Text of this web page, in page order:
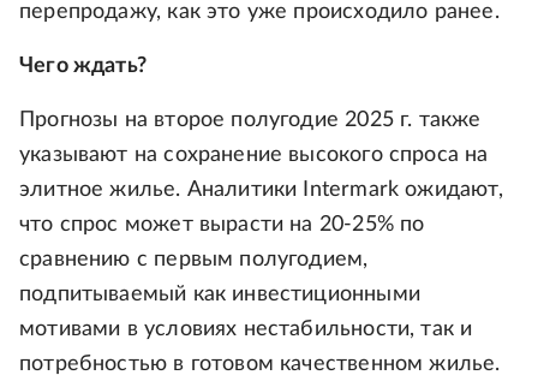
перепродажу, как это уже происходило ранее.
Чего ждать?
Прогнозы на второе полугодие 2025 г. также
указывают на сохранение высокого спроса на
элитное жилье. Аналитики Intermark ожидают,
что спрос может вырасти на 20-25% по
сравнению с первым полугодием,
подпитываемый как инвестиционными
мотивами в условиях нестабильности, так и
потребностью в готовом качественном жилье.